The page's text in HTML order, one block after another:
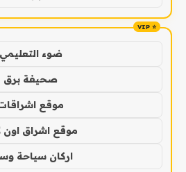
ضوء التعليمي
صحيفة برق
موقع
موقع اشراق اون
اركان سياحة